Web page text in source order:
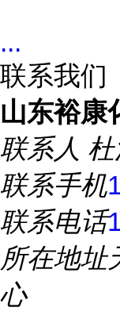
...
联系我们
山东裕康
联系人
联系手机
联系电话
所在地址
心